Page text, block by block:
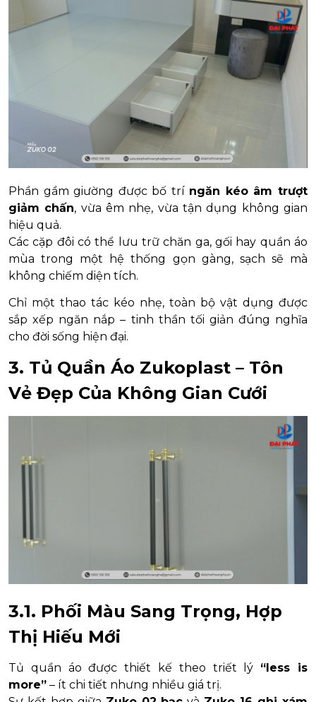
Phần gầm giường được bố trí ngăn kéo âm trượt
giảm chấn, vừa êm nhẹ, vừa tận dụng không gian
hiệu quả.
Các cặp đôi có thể lưu trữ chăn ga, gối hay quần áo
mùa trong một hệ thống gọn gàng, sạch sẽ mà
không chiếm diện tích.
Chỉ một thao tác kéo nhẹ, toàn bộ vật dụng được
sắp xếp ngăn nắp – tinh thần tối giản đúng nghĩa
cho đời sống hiện đại.
3. Tủ Quần Áo Zukoplast – Tôn
Vẻ Đẹp Của Không Gian Cưới
3.1. Phối Màu Sang Trọng, Hợp
Thị Hiếu Mới
Tủ quần áo được thiết kế theo triết lý “less is
more” – ít chi tiết nhưng nhiều giá trị.